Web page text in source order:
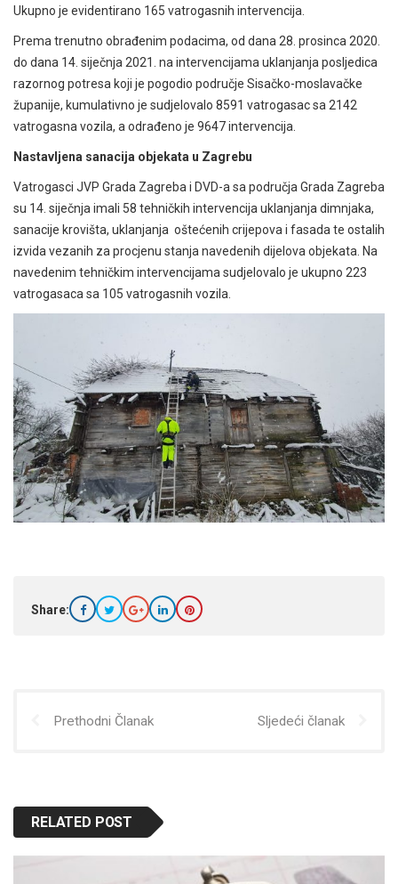
Ukupno je evidentirano 165 vatrogasnih intervencija.
Prema trenutno obrađenim podacima, od dana 28. prosinca 2020.
do dana 14. siječnja 2021. na intervencijama uklanjanja posljedica
razornog potresa koji je pogodio područje Sisačko-moslavačke
županije, kumulativno je sudjelovalo 8591 vatrogasac sa 2142
vatrogasna vozila, a odrađeno je 9647 intervencija.
Nastavljena sanacija objekata u Zagrebu
Vatrogasci JVP Grada Zagreba i DVD-a sa područja Grada Zagreba
su 14. siječnja imali 58 tehničkih intervencija uklanjanja dimnjaka,
sanacije krovišta, uklanjanja oštećenih crijepova i fasada te ostalih
izvida vezanih za procjenu stanja navedenih dijelova objekata. Na
navedenim tehničkim intervencijama sudjelovalo je ukupno 223
vatrogasaca sa 105 vatrogasnih vozila.
Share:
Prethodni Članak Sljedeći članak
RELATED POST